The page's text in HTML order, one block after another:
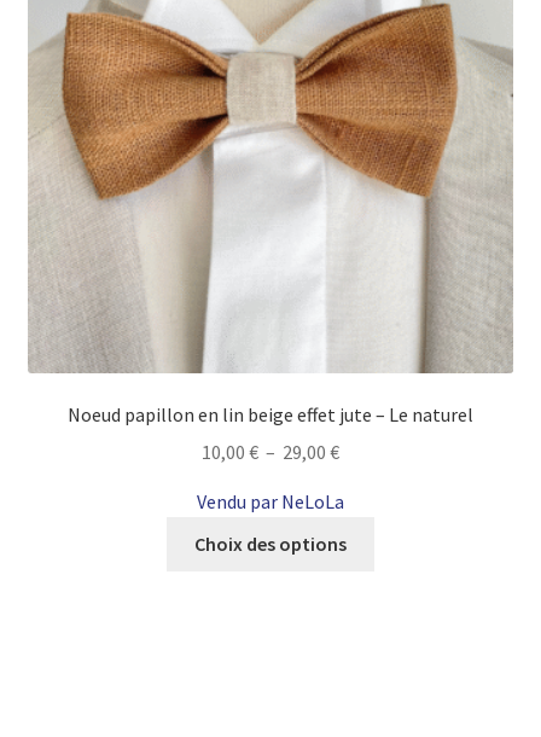
Noeud papillon en lin beige effet jute – Le naturel
10,00 € – 29,00 €Plage
prix :
10,00 €
Vendu par NeLoLa
Choix des options